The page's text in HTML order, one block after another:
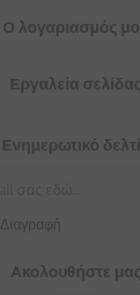
Ο λογαριασμός
Εργαλεία σελίδας
Ενημερωτικό
Διαγραφή
Ακολουθήστε μας